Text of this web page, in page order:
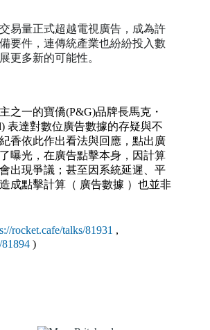
易量正式超越電視廣告，成為許
要件，連傳統產業也紛紛投入數
更多新的可能性。
之一的寶僑(P&G)品牌長馬克・
表達對數位廣告數據的存疑與不
香依此作出看法與回應，點出廣
曝光，在廣告點擊本身，因計算
出現爭議；甚至因系統延遲、平
成點擊計算（ 廣告數據 ）也並非
rocket.cafe/talks/81931 ,
81894 )